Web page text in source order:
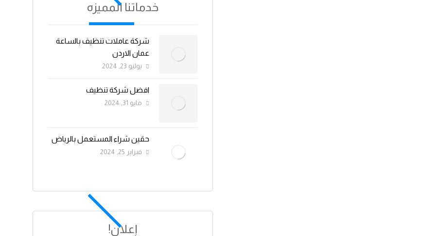
خدماتنا المميزه
شركة عاملات تنظيف بالساعة
عمان الاردن
يوليو 23, 2024
افضل شركة تنظيف
مايو 31, 2024
حقين شراء المستعمل بالرياض
فبراير 25, 2024
إعلان!